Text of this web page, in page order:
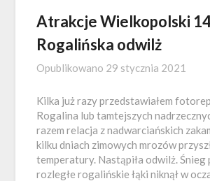
Atrakcje Wielkopolski
Rogalińska odwilż
Opublikowano 29 stycznia 2021
Kilka już razy przedstawiałem
Rogalina lub tamtejszych
razem relacja z nadwarciańskich
kilku dniach zimowych mrozów
temperatury. Nastąpiła odwilż.
rozległe rogalińskie łąki niknął w